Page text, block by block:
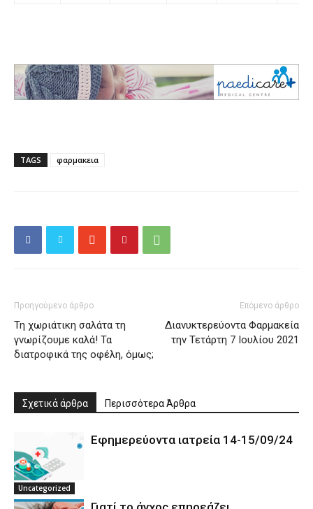
TAGS φαρμακεια
Προηγούμενο άρθρο
Τη χωριάτικη σαλάτα τη
γνωρίζουμε καλά! Τα
διατροφικά της οφέλη, όμως;
Επόμενο άρθρο
Διανυκτερεύοντα Φαρμακεία
την Τετάρτη 7 Ιουλίου 2021
Σχετικά άρθρα Περισσότερα Άρθρα
Uncategorized
Εφημερεύοντα ιατρεία 14-15/09/24